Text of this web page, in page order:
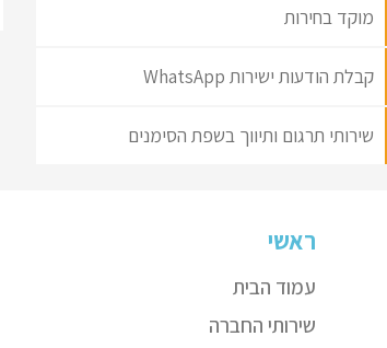
מוקד בחירות
קבלת הודעות ישירות WhatsApp
שירותי תרגום ותיווך בשפת הסימנים
ראשי
עמוד הבית
שירותי החברה